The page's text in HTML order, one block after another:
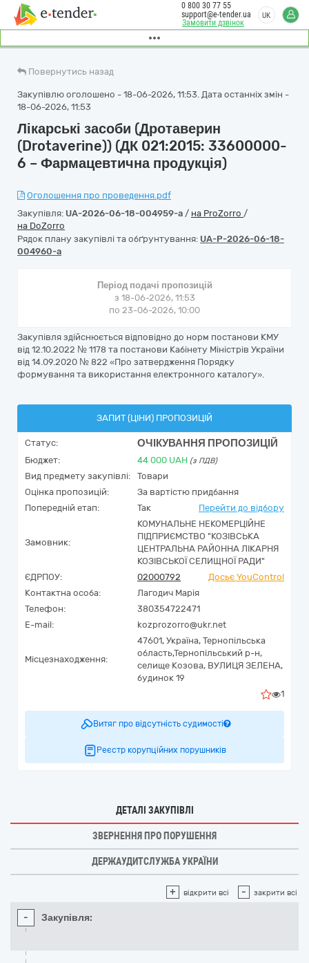
Замовити дзвінок
0 800 30 77 55
support@e-tender.ua
UK
Повернутись назад
Закупівлю оголошено - 18-06-2026, 11:53. Дата останніх змін -
18-06-2026, 11:53
Лікарські засоби (Дротаверин
(Drotaverine)) (ДК 021:2015: 33600000-
6 – Фармацевтична продукція)
Оголошення про проведення.pdf
Закупівля: UA-2026-06-18-004959-a / на ProZorro /
на DoZorro
Рядок плану закупівлі та обґрунтування: UA-P-2026-06-18-
004960-a
Період подачі пропозицій
з 18-06-2026, 11:53
по 23-06-2026, 10:00
Закупівля здійснюється відповідно до норм постанови КМУ
від 12.10.2022 № 1178 та постанови Кабінету Міністрів України
від 14.09.2020 № 822 «Про затвердження Порядку
формування та використання електронного каталогу».
ЗАПИТ (ЦІНИ) ПРОПОЗИЦІЙ
Статус: ОЧІКУВАННЯ ПРОПОЗИЦІЙ
Бюджет: 44 000 UAH (з ПДВ)
Вид предмету закупівлі:
Товари
Оцінка пропозицій:
За вартістю придбання
Попередній етап:
Так Перейти до відбору
Замовник:
КОМУНАЛЬНЕ НЕКОМЕРЦІЙНЕ
ПІДПРИЄМСТВО "КОЗІВСЬКА
ЦЕНТРАЛЬНА РАЙОННА ЛІКАРНЯ
КОЗІВСЬКОЇ CЕЛИЩНОЇ РАДИ"
ЄДРПОУ:
02000792
Досьє YouControl
Контактна особа:
Лагодич Марія
Телефон:
380354722471
E-mail:
kozprozorro@ukr.net
Місцезнаходження:
47601, Україна, Тернопільська
область,Тернопільський р-н,
селище Козова, ВУЛИЦЯ ЗЕЛЕНА,
будинок 19
1
Витяг про відсутність судимості
Реєстр корупційних порушників
ДЕТАЛІ ЗАКУПІВЛІ
ЗВЕРНЕННЯ ПРО ПОРУШЕННЯ
ДЕРЖАУДИТСЛУЖБА УКРАЇНИ
+ відкрити всі - закрити всі
- Закупівля: